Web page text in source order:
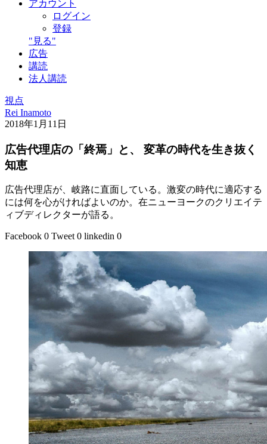
アカウント
ログイン
登録
"見る"
広告
講読
法人講読
視点
Rei Inamoto
2018年1月11日
広告代理店の「終焉」と、 変革の時代を生き抜く
知恵
広告代理店が、岐路に直面している。激変の時代に適応する
には何を心がければよいのか。在ニューヨークのクリエイテ
ィブディレクターが語る。
Facebook 0 Tweet 0 linkedin 0